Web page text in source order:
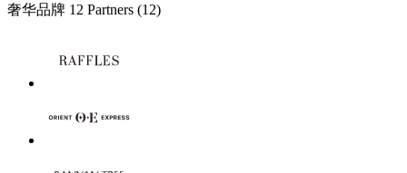
奢华品牌 12 Partners (12)